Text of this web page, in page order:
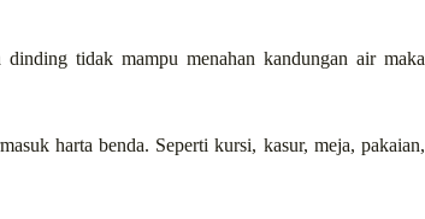
tidak mampu menahan kandungan air maka
harta benda. Seperti kursi, kasur, meja, pakaian,